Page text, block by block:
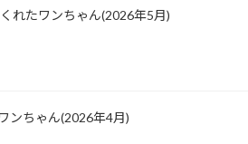
れたワンちゃん(2026年5月)
ンちゃん(2026年4月)